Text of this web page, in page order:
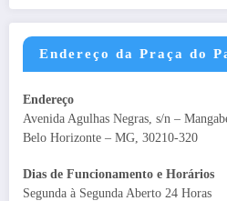
Endereço da Praça do
Endereço
Avenida Agulhas Negras, s/n –
Belo Horizonte – MG, 30210-320
Dias de Funcionamento e Horários
Segunda à Segunda Aberto 24 Horas